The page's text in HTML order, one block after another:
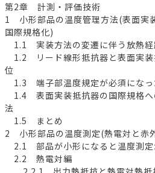
第2章 計測・評価技術
1 小形部品の温度管理方法(表面実
国際規格化)
1.1 実装方法の変遷に伴う放熱経
1.2 リード線形抵抗器と表面実装
位
1.3 端子部温度規定が必須になっ
1.4 表面実装抵抗器の国際規格へ
法
1.5 まとめ
2 小形部品の温度測定(熱電対と赤
2.1 部品が小形になると温度測定
2.2 熱電対編